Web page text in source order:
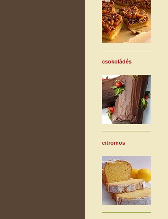
csokoládés
citromos